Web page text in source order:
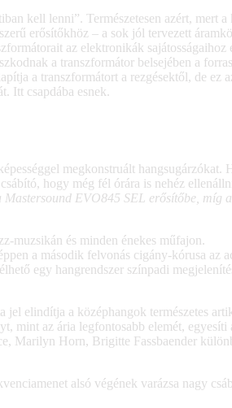
kell lenni”. Természetesen azért, mert
erősítőkhöz – a sok jól tervezett
az elektronikák
a transzformátor belsejében a
a transzformátort a rezgésektől, de ez
Itt csapdába esnek.
megkonstruált hangsugárzókat.
hogy még fél órára is nehéz
EVO845 SEL erősítőbe, míg
muzsikán és minden énekes műfajon.
a második felvonás cigány-kórusa az
egy hangrendszer színpadi
elindítja a középhangok természetes
mint az ária legfontosabb elemét, egyesíti
Marilyn Horn, Brigitte Fassbaender
alsó végének varázsa nagy